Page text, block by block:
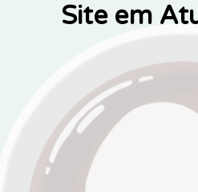
Site em